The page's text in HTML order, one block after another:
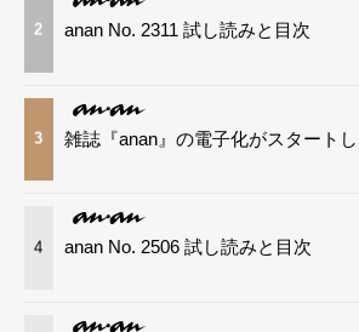
2 anan No. 2311 試し読みと目次
3 雑誌『anan』の電子化がスタートし
4 anan No. 2506 試し読みと目次